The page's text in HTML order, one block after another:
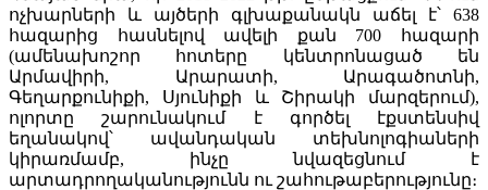
ոչխարների և այծերի գլխաքանակն աճել է՝ 638
հազարից հասնելով ավելի քան 700 հազարի
(ամենախոշոր հոտերը կենտրոնացած են
Արմավիրի, Արարատի, Արագածոտնի,
Գեղարքունիքի, Սյունիքի և Շիրակի մարզերում),
ոլորտը շարունակում է գործել էքստենսիվ
եղանակով՝ ավանդական տեխնոլոգիաների
կիրառմամբ, ինչը նվազեցնում է
արտադրողականությունն ու շահութաբերությունը։